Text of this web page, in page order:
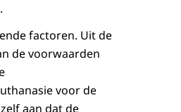
factoren. Uit de
de voorwaarden
voor de
aan dat de